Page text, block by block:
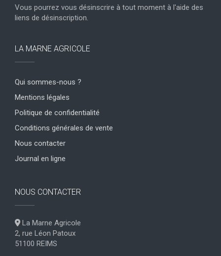
Vous pourrez vous désinscrire à tout moment à l'aide des
liens de désinscription.
LA MARNE AGRICOLE
Qui sommes-nous ?
Mentions légales
Politique de confidentialité
Conditions générales de vente
Nous contacter
Journal en ligne
NOUS CONTACTER
La Marne Agricole
2, rue Léon Patoux
51100 REIMS